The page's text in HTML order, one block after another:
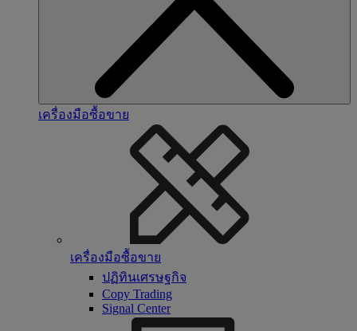
เครื่องมือซื้อขาย
เครื่องมือซื้อขาย
ปฏิทินเศรษฐกิจ
Copy Trading
Signal Center